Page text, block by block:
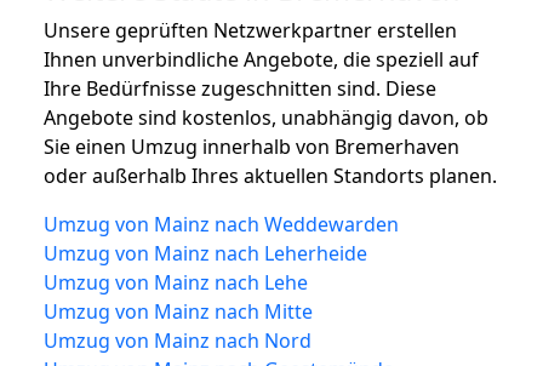
Unsere geprüften Netzwerkpartner erstellen
Ihnen unverbindliche Angebote, die speziell auf
Ihre Bedürfnisse zugeschnitten sind. Diese
Angebote sind kostenlos, unabhängig davon, ob
Sie einen Umzug innerhalb von Bremerhaven
oder außerhalb Ihres aktuellen Standorts planen.
Umzug von Mainz nach Weddewarden
Umzug von Mainz nach Leherheide
Umzug von Mainz nach Lehe
Umzug von Mainz nach Mitte
Umzug von Mainz nach Nord